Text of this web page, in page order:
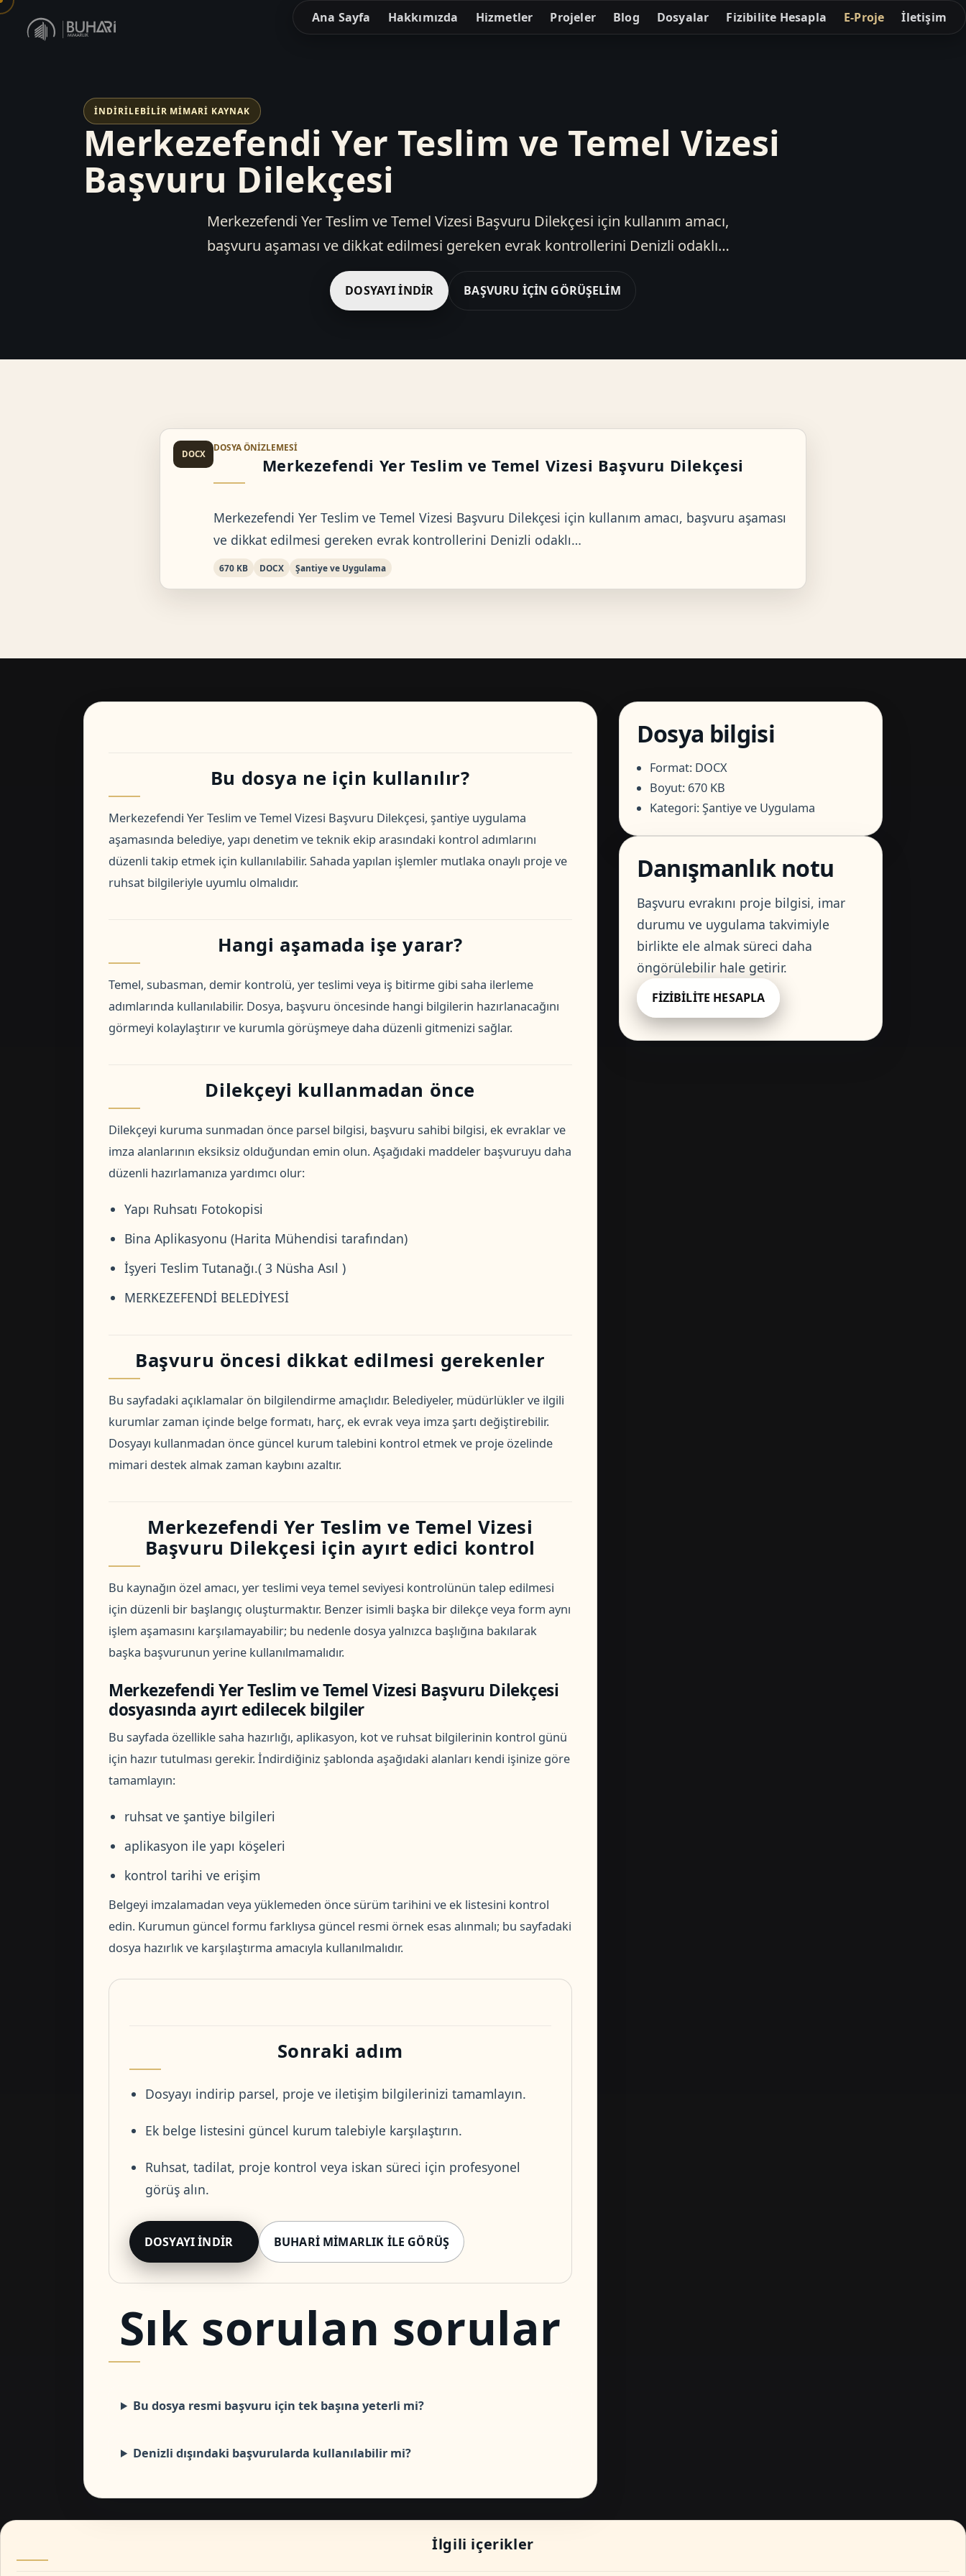
Ana Sayfa Hakkımızda Hizmetler Projeler Blog Dosyalar Fizibilite Hesapla E-Proje İletişim
İNDIRILEBILIR MIMARI KAYNAK
Merkezefendi Yer Teslim ve Temel Vizesi
Başvuru Dilekçesi
Merkezefendi Yer Teslim ve Temel Vizesi Başvuru Dilekçesi için kullanım amacı,
başvuru aşaması ve dikkat edilmesi gereken evrak kontrollerini Denizli odaklı…
DOSYAYI İNDIR BAŞVURU İÇIN GÖRÜŞELIM
DOCX
DOSYA ÖNIZLEMESI
Merkezefendi Yer Teslim ve Temel Vizesi Başvuru Dilekçesi
Merkezefendi Yer Teslim ve Temel Vizesi Başvuru Dilekçesi için kullanım amacı, başvuru aşaması
ve dikkat edilmesi gereken evrak kontrollerini Denizli odaklı…
670 KB DOCX Şantiye ve Uygulama
Bu dosya ne için kullanılır?
Merkezefendi Yer Teslim ve Temel Vizesi Başvuru Dilekçesi, şantiye uygulama
aşamasında belediye, yapı denetim ve teknik ekip arasındaki kontrol adımlarını
düzenli takip etmek için kullanılabilir. Sahada yapılan işlemler mutlaka onaylı proje ve
ruhsat bilgileriyle uyumlu olmalıdır.
Hangi aşamada işe yarar?
Temel, subasman, demir kontrolü, yer teslimi veya iş bitirme gibi saha ilerleme
adımlarında kullanılabilir. Dosya, başvuru öncesinde hangi bilgilerin hazırlanacağını
görmeyi kolaylaştırır ve kurumla görüşmeye daha düzenli gitmenizi sağlar.
Dilekçeyi kullanmadan önce
Dilekçeyi kuruma sunmadan önce parsel bilgisi, başvuru sahibi bilgisi, ek evraklar ve
imza alanlarının eksiksiz olduğundan emin olun. Aşağıdaki maddeler başvuruyu daha
düzenli hazırlamanıza yardımcı olur:
Yapı Ruhsatı Fotokopisi
Bina Aplikasyonu (Harita Mühendisi tarafından)
İşyeri Teslim Tutanağı.( 3 Nüsha Asıl )
MERKEZEFENDİ BELEDİYESİ
Başvuru öncesi dikkat edilmesi gerekenler
Bu sayfadaki açıklamalar ön bilgilendirme amaçlıdır. Belediyeler, müdürlükler ve ilgili
kurumlar zaman içinde belge formatı, harç, ek evrak veya imza şartı değiştirebilir.
Dosyayı kullanmadan önce güncel kurum talebini kontrol etmek ve proje özelinde
mimari destek almak zaman kaybını azaltır.
Merkezefendi Yer Teslim ve Temel Vizesi
Başvuru Dilekçesi için ayırt edici kontrol
Bu kaynağın özel amacı, yer teslimi veya temel seviyesi kontrolünün talep edilmesi
için düzenli bir başlangıç oluşturmaktır. Benzer isimli başka bir dilekçe veya form aynı
işlem aşamasını karşılamayabilir; bu nedenle dosya yalnızca başlığına bakılarak
başka başvurunun yerine kullanılmamalıdır.
Merkezefendi Yer Teslim ve Temel Vizesi Başvuru Dilekçesi
dosyasında ayırt edilecek bilgiler
Bu sayfada özellikle saha hazırlığı, aplikasyon, kot ve ruhsat bilgilerinin kontrol günü
için hazır tutulması gerekir. İndirdiğiniz şablonda aşağıdaki alanları kendi işinize göre
tamamlayın:
ruhsat ve şantiye bilgileri
aplikasyon ile yapı köşeleri
kontrol tarihi ve erişim
Belgeyi imzalamadan veya yüklemeden önce sürüm tarihini ve ek listesini kontrol
edin. Kurumun güncel formu farklıysa güncel resmi örnek esas alınmalı; bu sayfadaki
dosya hazırlık ve karşılaştırma amacıyla kullanılmalıdır.
Sonraki adım
Dosyayı indirip parsel, proje ve iletişim bilgilerinizi tamamlayın.
Ek belge listesini güncel kurum talebiyle karşılaştırın.
Ruhsat, tadilat, proje kontrol veya iskan süreci için profesyonel
görüş alın.
DOSYAYI İNDIR BUHARI MIMARLIK ILE GÖRÜŞ
Sık sorulan sorular
Bu dosya resmi başvuru için tek başına yeterli mi?
Denizli dışındaki başvurularda kullanılabilir mi?
Dosya bilgisi
Format: DOCX
Boyut: 670 KB
Kategori: Şantiye ve Uygulama
Danışmanlık notu
Başvuru evrakını proje bilgisi, imar
durumu ve uygulama takvimiyle
birlikte ele almak süreci daha
öngörülebilir hale getirir.
FIZIBILITE HESAPLA
İlgili içerikler